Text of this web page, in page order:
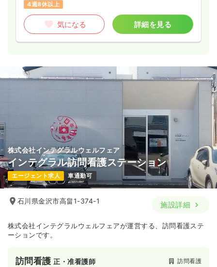
4週8休以上
気になる 詳細を見る
株式会社インテグラルウェルフェア
インテグラル訪問看護ステーション
エージェント求人 車通勤可
石川県金沢市高畠1-374-1 施設詳細
株式会社インテグラルウェルフェアが運営する、訪問看護ステ
ーションです。
訪問看護正・准看護師 訪問看護